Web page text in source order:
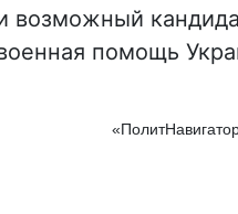
возможный
помощь